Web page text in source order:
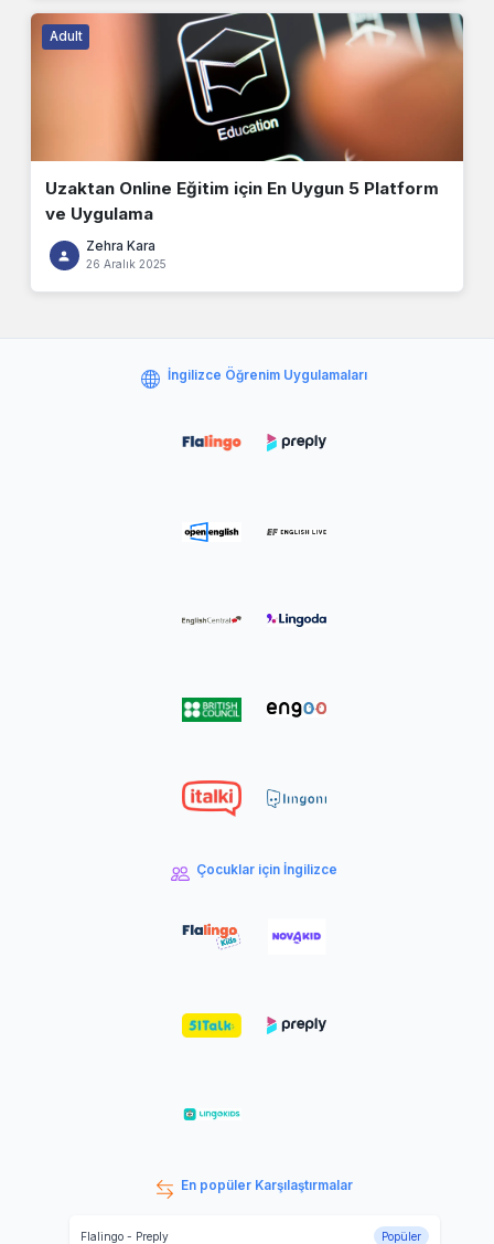
Adult
Uzaktan Online Eğitim için En Uygun 5 Platform
ve Uygulama
Zehra Kara
26 Aralık 2025
İngilizce Öğrenim Uygulamaları
Çocuklar için İngilizce
En popüler Karşılaştırmalar
Flalingo- Preply Popüler